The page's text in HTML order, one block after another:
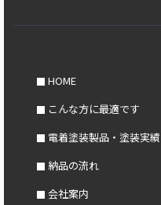
HOME
こんな方に最適です
電着塗装製品・塗装実績
納品の流れ
会社案内